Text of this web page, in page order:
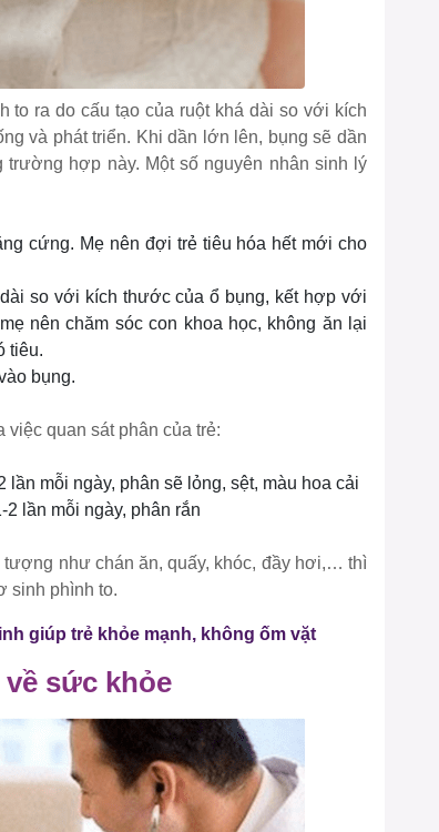
to ra do cấu tạo của ruột khá dài so với kích
và phát triển. Khi dần lớn lên, bụng sẽ dần
hợp này. Một số nguyên nhân sinh lý
cứng. Mẹ nên đợi trẻ tiêu hóa hết mới cho
so với kích thước của ổ bụng, kết hợp với
nên chăm sóc con khoa học, không ăn lại
tiêu.
bụng.
việc quan sát phân của trẻ:
mỗi ngày, phân sẽ lỏng, sệt, màu hoa cải
lần mỗi ngày, phân rắn
tượng như chán ăn, quấy, khóc, đầy hơi,… thì
sinh phình to.
giúp trẻ khỏe mạnh, không ốm vặt
sức khỏe